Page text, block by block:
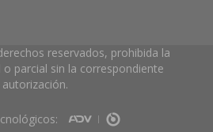
reservados, prohibida la
parcial sin la correspondiente
autorización.